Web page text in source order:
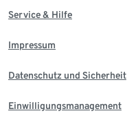
Service & Hilfe
Impressum
Datenschutz und Sicherheit
Einwilligungsmanagement